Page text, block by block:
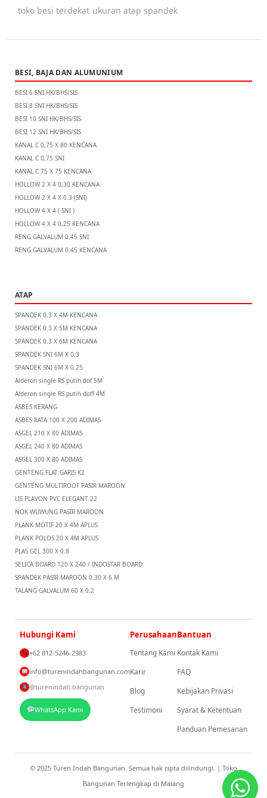
toko besi terdekat ukuran atap spandek
BESI, BAJA DAN ALUMUNIUM
BESI 6 SNI HK/BHS/SIS
BESI 8 SNI HK/BHS/SIS
BESI 10 SNI HK/BHS/SIS
BESI 12 SNI HK/BHS/SIS
KANAL C 0,75 X 80 KENCANA
KANAL C 0,75 SNI
KANAL C 75 X 75 KENCANA
HOLLOW 2 X 4 0,30 KENCANA
HOLLOW 2 X 4 X 0.3 (SNI)
HOLLOW 4 X 4 ( SNI )
HOLLOW 4 X 4 0,25 KENCANA
RENG GALVALUM 0,45 SNI
RENG GALVALUM 0.45 KENCANA
ATAP
SPANDEK 0,3 X 4M KENCANA
SPANDEK 0.3 X 5M KENCANA
SPANDEK 0.3 X 6M KENCANA
SPANDEK SNI 6M X 0,3
SPANDEK SNI 6M X 0.25
Alderon single RS putih dof 5M
Alderon single RS putih doff 4M
ASBES KERANG
ASBES RATA 100 X 200 ADIMAS
ASGEL 210 X 80 ADIMAS
ASGEL 240 X 80 ADIMAS
ASGEL 300 X 80 ADIMAS
GENTENG FLAT GARIS K2
GENTENG MULTIROOF PASIR MAROON
LIS PLAVON PVC ELEGANT 22
NOK WUWUNG PASIR MAROON
PLANK MOTIF 20 X 4M APLUS
PLANK POLOS 20 X 4M APLUS
PLAS GEL 300 X 0.8
SELICA BOARD 120 X 240 / INDOSTAR BOARD
SPANDEK PASIR MAROON 0.30 X 6 M
TALANG GALVALUM 60 X 0,2
Hubungi Kami
+62 812-5246-2983
info@turenindahbangunan.com
@turenindah.bangunan
WhatsApp Kami
Perusahaan
Tentang Kami
Karir
Blog
Testimoni
Bantuan
Kontak Kami
FAQ
Kebijakan Privasi
Syarat & Ketentuan
Panduan Pemesanan
© 2025 Turen Indah Bangunan. Semua hak cipta dilindungi. | Toko
Bangunan Terlengkap di Malang